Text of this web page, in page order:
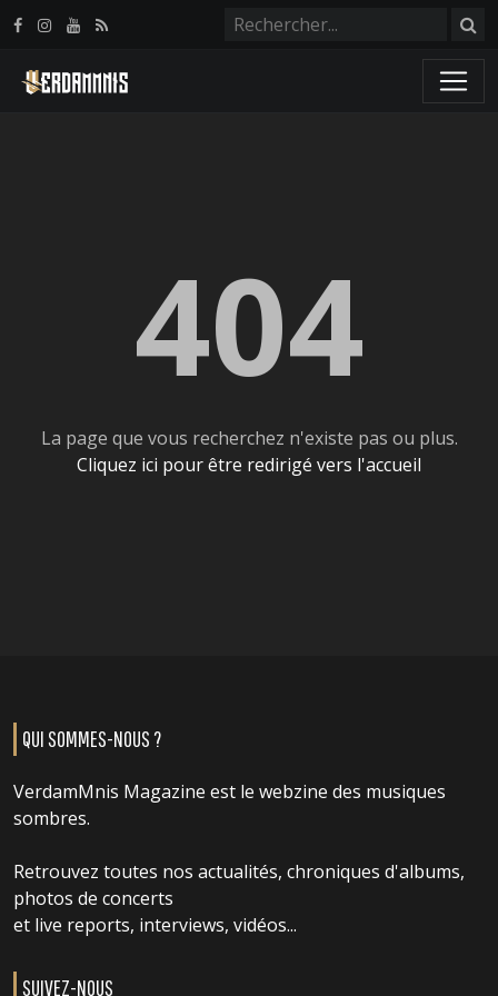
404
La page que vous recherchez n'existe pas ou plus.
Cliquez ici pour être redirigé vers l'accueil
QUI SOMMES-NOUS ?
VerdamMnis Magazine est le webzine des musiques
sombres.
Retrouvez toutes nos actualités, chroniques d'albums,
photos de concerts
et live reports, interviews, vidéos...
SUIVEZ-NOUS
Panneau de gestion des cookies